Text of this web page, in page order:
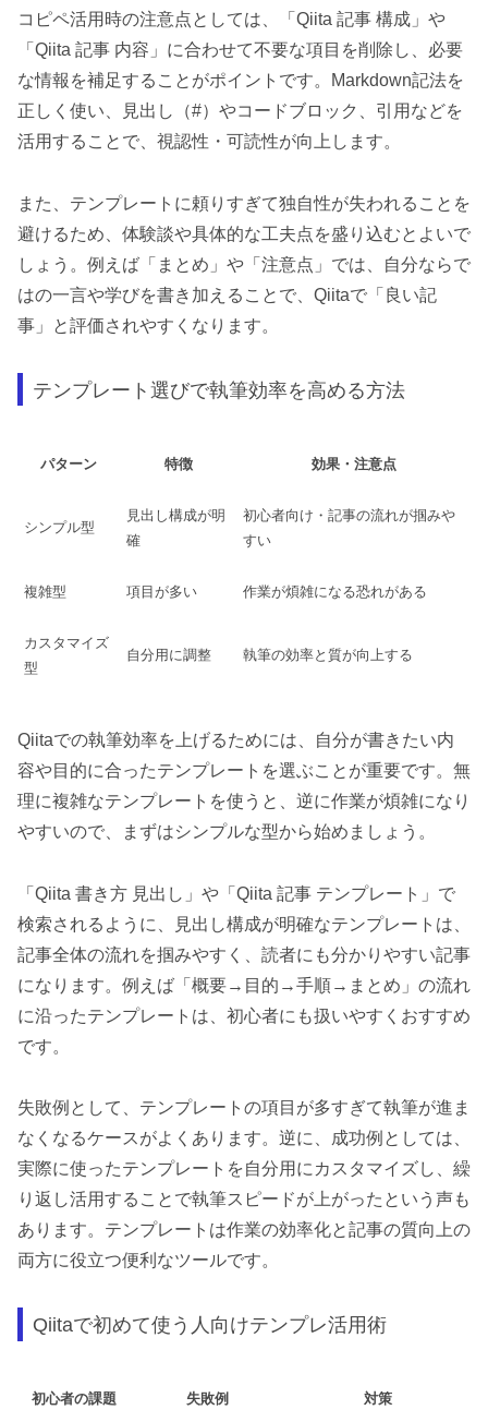
コピペ活用時の注意点としては、「Qiita 記事 構成」や
「Qiita 記事 内容」に合わせて不要な項目を削除し、必要
な情報を補足することがポイントです。Markdown記法を
正しく使い、見出し（#）やコードブロック、引用などを
活用することで、視認性・可読性が向上します。
また、テンプレートに頼りすぎて独自性が失われることを
避けるため、体験談や具体的な工夫点を盛り込むとよいで
しょう。例えば「まとめ」や「注意点」では、自分ならで
はの一言や学びを書き加えることで、Qiitaで「良い記
事」と評価されやすくなります。
テンプレート選びで執筆効率を高める方法
パターン 特徴 効果・注意点
シンプル型
見出し構成が明
確
初心者向け・記事の流れが掴みや
すい
複雑型 項目が多い 作業が煩雑になる恐れがある
カスタマイズ
型
自分用に調整 執筆の効率と質が向上する
Qiitaでの執筆効率を上げるためには、自分が書きたい内
容や目的に合ったテンプレートを選ぶことが重要です。無
理に複雑なテンプレートを使うと、逆に作業が煩雑になり
やすいので、まずはシンプルな型から始めましょう。
「Qiita 書き方 見出し」や「Qiita 記事 テンプレート」で
検索されるように、見出し構成が明確なテンプレートは、
記事全体の流れを掴みやすく、読者にも分かりやすい記事
になります。例えば「概要→目的→手順→まとめ」の流れ
に沿ったテンプレートは、初心者にも扱いやすくおすすめ
です。
失敗例として、テンプレートの項目が多すぎて執筆が進ま
なくなるケースがよくあります。逆に、成功例としては、
実際に使ったテンプレートを自分用にカスタマイズし、繰
り返し活用することで執筆スピードが上がったという声も
あります。テンプレートは作業の効率化と記事の質向上の
両方に役立つ便利なツールです。
Qiitaで初めて使う人向けテンプレ活用術
初心者の課題 失敗例 対策